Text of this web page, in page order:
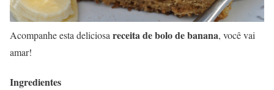
Acompanhe esta deliciosa receita de bolo de banana, você vai
amar!
Ingredientes